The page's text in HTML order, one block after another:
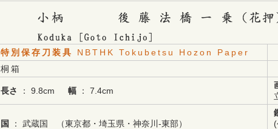
特別保存刀装具 NBTHK Tokubetsu Hozon Paper
桐箱
長さ ： 9.8cm 幅 ： 7.4cm
国
： 武蔵国 （東京都・埼玉県・神奈川-東部）